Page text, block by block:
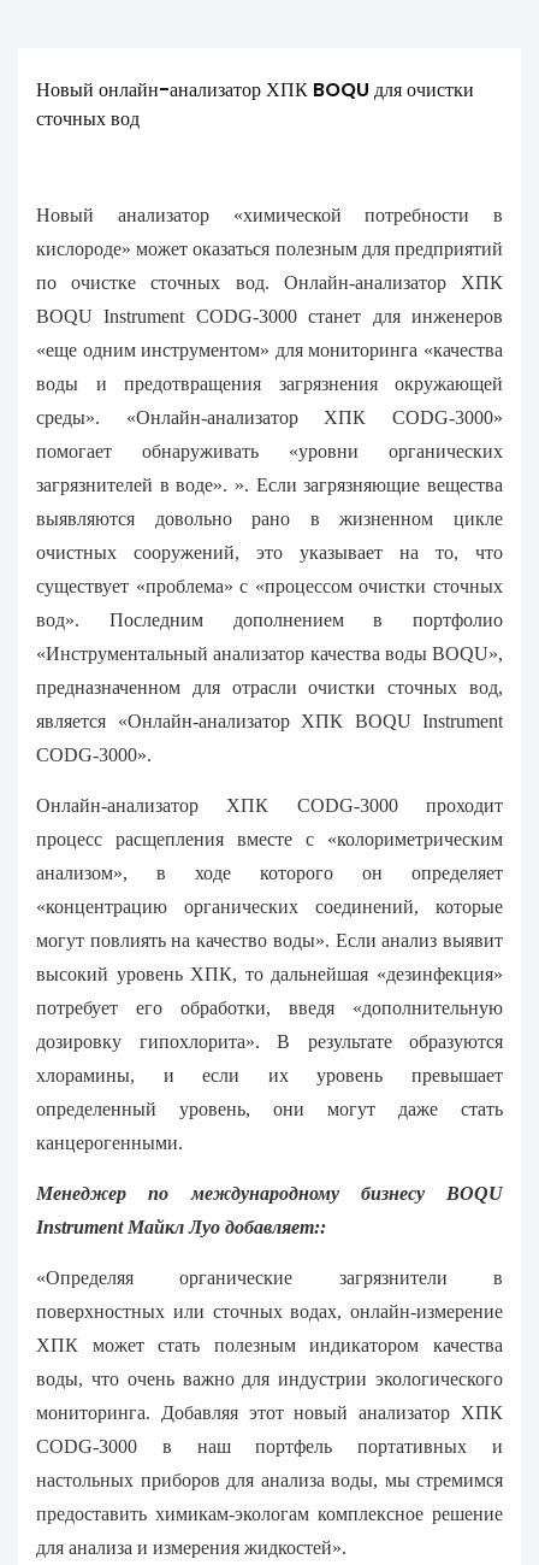
Новый онлайн-анализатор ХПК BOQU для очистки
сточных вод
Новый анализатор «химической потребности в
кислороде» может оказаться полезным для предприятий
по очистке сточных вод. Онлайн-анализатор ХПК
BOQU Instrument CODG-3000 станет для инженеров
«еще одним инструментом» для мониторинга «качества
воды и предотвращения загрязнения окружающей
среды». «Онлайн-анализатор ХПК CODG-3000»
помогает обнаруживать «уровни органических
загрязнителей в воде». ». Если загрязняющие вещества
выявляются довольно рано в жизненном цикле
очистных сооружений, это указывает на то, что
существует «проблема» с «процессом очистки сточных
вод». Последним дополнением в портфолио
«Инструментальный анализатор качества воды BOQU»,
предназначенном для отрасли очистки сточных вод,
является «Онлайн-анализатор ХПК BOQU Instrument
CODG-3000».
Онлайн-анализатор ХПК CODG-3000 проходит
процесс расщепления вместе с «колориметрическим
анализом», в ходе которого он определяет
«концентрацию органических соединений, которые
могут повлиять на качество воды». Если анализ выявит
высокий уровень ХПК, то дальнейшая «дезинфекция»
потребует его обработки, введя «дополнительную
дозировку гипохлорита». В результате образуются
хлорамины, и если их уровень превышает
определенный уровень, они могут даже стать
канцерогенными.
Менеджер по международному бизнесу BOQU
Instrument Майкл Луо добавляет::
«Определяя органические загрязнители в
поверхностных или сточных водах, онлайн-измерение
ХПК может стать полезным индикатором качества
воды, что очень важно для индустрии экологического
мониторинга. Добавляя этот новый анализатор ХПК
CODG-3000 в наш портфель портативных и
настольных приборов для анализа воды, мы стремимся
предоставить химикам-экологам комплексное решение
для анализа и измерения жидкостей».